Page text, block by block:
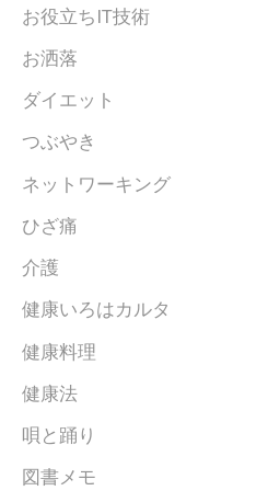
お役立ちIT技術
お洒落
ダイエット
つぶやき
ネットワーキング
ひざ痛
介護
健康いろはカルタ
健康料理
健康法
唄と踊り
図書メモ